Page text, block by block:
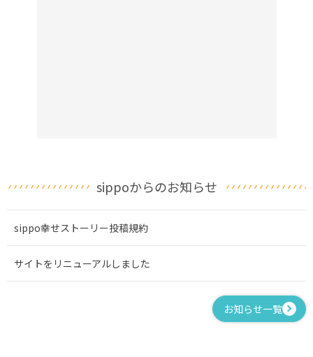
sippoからのお知らせ
sippo幸せストーリー投稿規約
サイトをリニューアルしました
お知らせ一覧